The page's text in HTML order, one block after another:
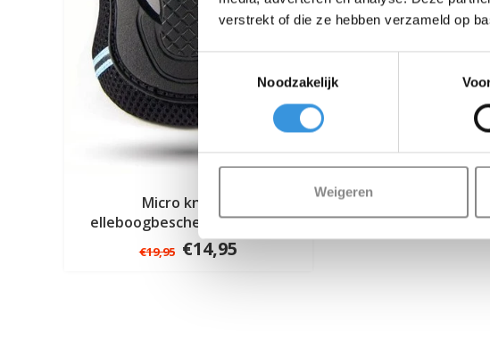
verstrekt of die ze hebben verzameld op
Toestemmingsselectie
Noodzakelijk
Weigeren
Micro knie en
elleboogbeschermers zwart
€19,95 €14,95